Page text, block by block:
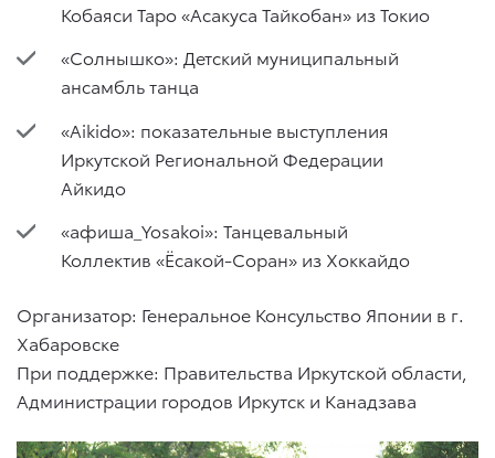
Кобаяси Таро «Асакуса Тайкобан» из Токио
«Солнышко»: Детский муниципальный
ансамбль танца
«Aikido»: показательные выступления
Иркутской Региональной Федерации
Айкидо
«афиша_Yosakoi»: Танцевальный
Коллектив «Ёсакой-Соран» из Хоккайдо
Организатор: Генеральное Консульство Японии в г.
Хабаровске
При поддержке: Правительства Иркутской области,
Администрации городов Иркутск и Канадзава